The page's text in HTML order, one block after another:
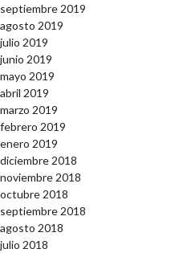
septiembre 2019
agosto 2019
julio 2019
junio 2019
mayo 2019
abril 2019
marzo 2019
febrero 2019
enero 2019
diciembre 2018
noviembre 2018
octubre 2018
septiembre 2018
agosto 2018
julio 2018